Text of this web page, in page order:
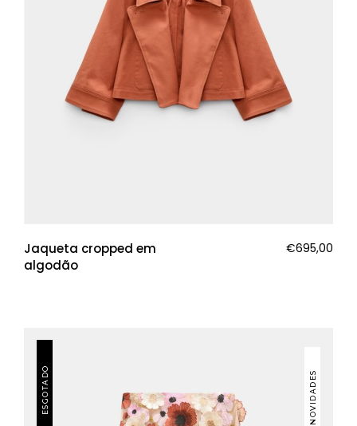
Jaqueta cropped em
algodão
€695,00
NOVIDADES
ESGOTADO